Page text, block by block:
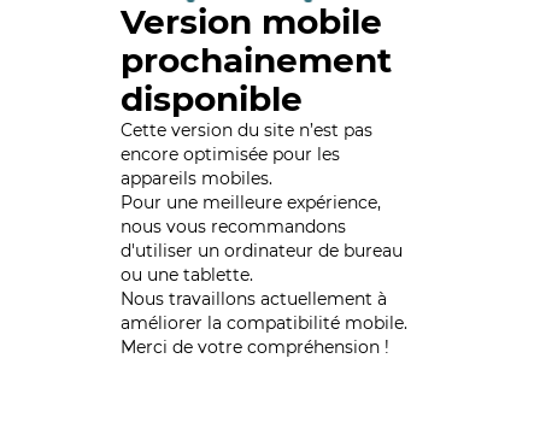
Version mobile
prochainement
disponible
Cette version du site n’est pas
encore optimisée pour les
appareils mobiles.
Pour une meilleure expérience,
nous vous recommandons
d'utiliser un ordinateur de bureau
ou une tablette.
Nous travaillons actuellement à
améliorer la compatibilité mobile.
Merci de votre compréhension !